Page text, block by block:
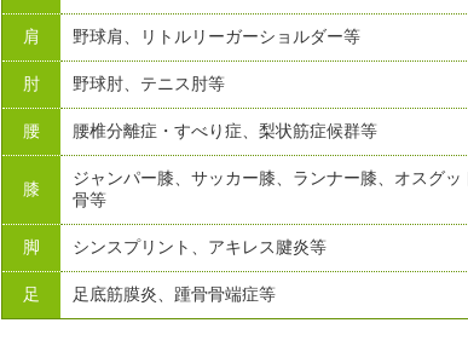
肩 野球肩、リトルリーガーショルダー等
肘 野球肘、テニス肘等
腰 腰椎分離症・すべり症、梨状筋症候群等
膝
ジャンパー膝、サッカー膝、ランナー膝、オスグ
骨等
脚 シンスプリント、アキレス腱炎等
足 足底筋膜炎、踵骨骨端症等